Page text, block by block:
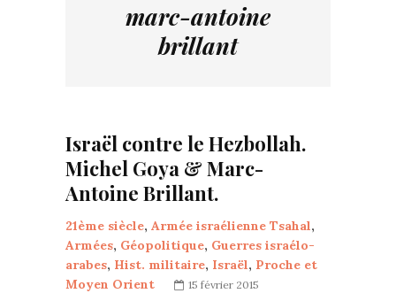
marc-antoine
brillant
Israël contre le Hezbollah.
Michel Goya & Marc-
Antoine Brillant.
21ème siècle, Armée israélienne Tsahal,
Armées, Géopolitique, Guerres israélo-
arabes, Hist. militaire, Israël, Proche et
Moyen Orient
15 février 2015